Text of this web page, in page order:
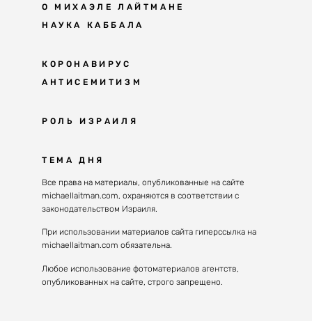
О МИХАЭЛЕ ЛАЙТМАНЕ
НАУКА КАББАЛА
Мудрость каббалы
Каббала сегодня
Великие каббалисты
Духовные состояния
Конгрессы каббалы
Каббалистическая музыка
Духовные состояния
КОРОНАВИРУС
АНТИСЕМИТИЗМ
Антисемитизм в современном мире
Решение
РОЛЬ ИЗРАИЛЯ
Почему евреи
Израиль сегодня
Избраны служить миру
ТЕМА ДНЯ
Все права на материалы, опубликованные на сайте
michaellaitman.com, охраняются в соответствии с
законодательством Израиля.
При использовании материалов сайта гиперссылка на
michaellaitman.com обязательна.
Любое использование фотоматериалов агентств,
опубликованных на сайте, строго запрещено.